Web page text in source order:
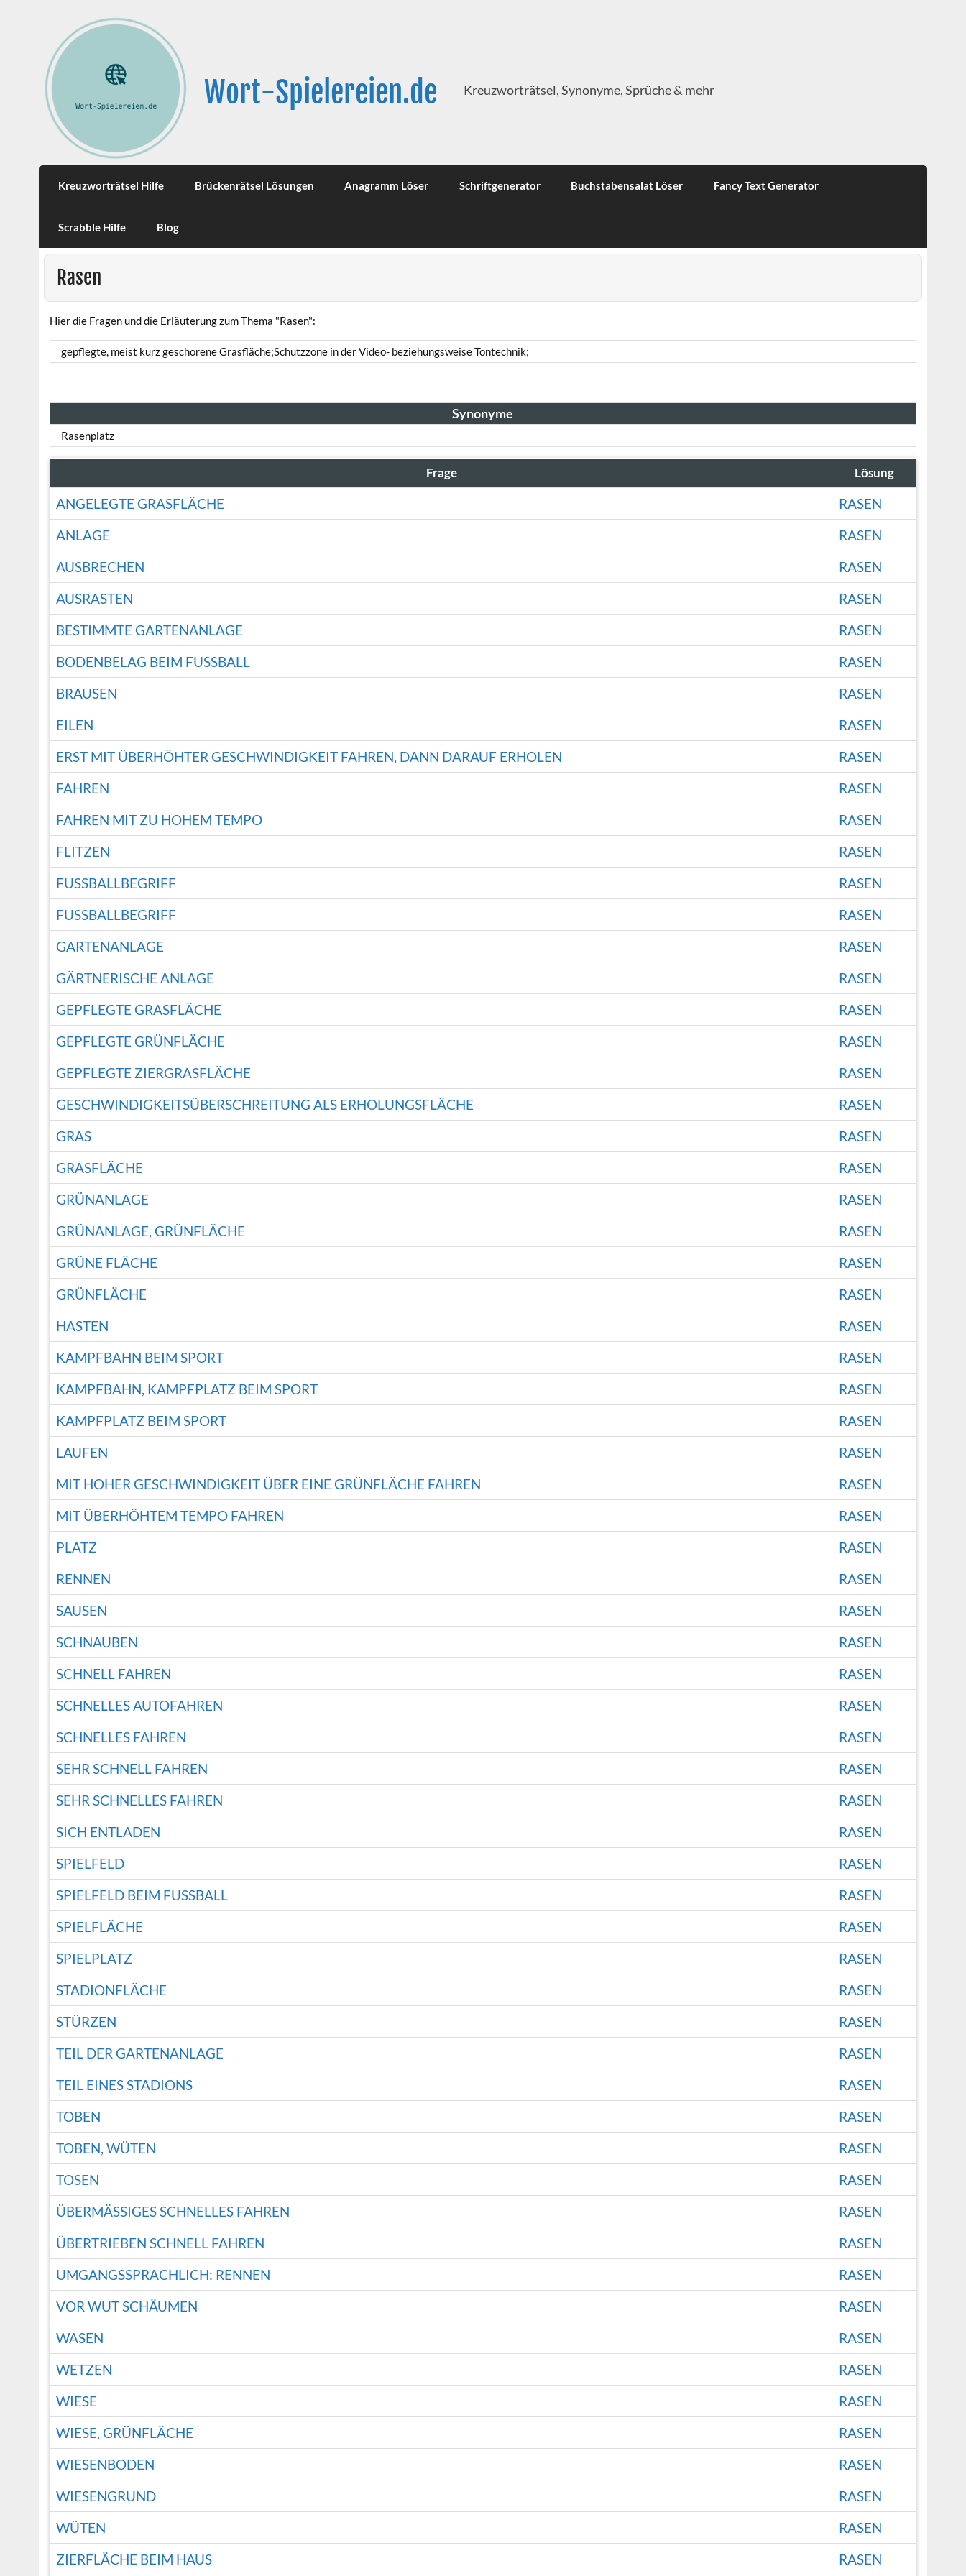
Wort-Spielereien.de Kreuzworträtsel, Synonyme, Sprüche & mehr
Kreuzworträtsel Hilfe Brückenrätsel Lösungen Anagramm Löser Schriftgenerator Buchstabensalat Löser Fancy Text Generator
Scrabble Hilfe Blog
Rasen
Hier die Fragen und die Erläuterung zum Thema "Rasen":
gepflegte, meist kurz geschorene Grasfläche;Schutzzone in der Video- beziehungsweise Tontechnik;
Synonyme
Rasenplatz
Frage Lösung
ANGELEGTE GRASFLÄCHE
RASEN
ANLAGE
RASEN
AUSBRECHEN
RASEN
AUSRASTEN
RASEN
BESTIMMTE GARTENANLAGE
RASEN
BODENBELAG BEIM FUSSBALL
RASEN
BRAUSEN
RASEN
EILEN
RASEN
ERST MIT ÜBERHÖHTER GESCHWINDIGKEIT FAHREN, DANN DARAUF ERHOLEN
RASEN
FAHREN
RASEN
FAHREN MIT ZU HOHEM TEMPO
RASEN
FLITZEN
RASEN
FUSSBALLBEGRIFF
RASEN
FUSSBALLBEGRIFF
RASEN
GARTENANLAGE
RASEN
GÄRTNERISCHE ANLAGE
RASEN
GEPFLEGTE GRASFLÄCHE
RASEN
GEPFLEGTE GRÜNFLÄCHE
RASEN
GEPFLEGTE ZIERGRASFLÄCHE
RASEN
GESCHWINDIGKEITSÜBERSCHREITUNG ALS ERHOLUNGSFLÄCHE
RASEN
GRAS
RASEN
GRASFLÄCHE
RASEN
GRÜNANLAGE
RASEN
GRÜNANLAGE, GRÜNFLÄCHE
RASEN
GRÜNE FLÄCHE
RASEN
GRÜNFLÄCHE
RASEN
HASTEN
RASEN
KAMPFBAHN BEIM SPORT
RASEN
KAMPFBAHN, KAMPFPLATZ BEIM SPORT
RASEN
KAMPFPLATZ BEIM SPORT
RASEN
LAUFEN
RASEN
MIT HOHER GESCHWINDIGKEIT ÜBER EINE GRÜNFLÄCHE FAHREN
RASEN
MIT ÜBERHÖHTEM TEMPO FAHREN
RASEN
PLATZ
RASEN
RENNEN
RASEN
SAUSEN
RASEN
SCHNAUBEN
RASEN
SCHNELL FAHREN
RASEN
SCHNELLES AUTOFAHREN
RASEN
SCHNELLES FAHREN
RASEN
SEHR SCHNELL FAHREN
RASEN
SEHR SCHNELLES FAHREN
RASEN
SICH ENTLADEN
RASEN
SPIELFELD
RASEN
SPIELFELD BEIM FUSSBALL
RASEN
SPIELFLÄCHE
RASEN
SPIELPLATZ
RASEN
STADIONFLÄCHE
RASEN
STÜRZEN
RASEN
TEIL DER GARTENANLAGE
RASEN
TEIL EINES STADIONS
RASEN
TOBEN
RASEN
TOBEN, WÜTEN
RASEN
TOSEN
RASEN
ÜBERMÄSSIGES SCHNELLES FAHREN
RASEN
ÜBERTRIEBEN SCHNELL FAHREN
RASEN
UMGANGSSPRACHLICH: RENNEN
RASEN
VOR WUT SCHÄUMEN
RASEN
WASEN
RASEN
WETZEN
RASEN
WIESE
RASEN
WIESE, GRÜNFLÄCHE
RASEN
WIESENBODEN
RASEN
WIESENGRUND
RASEN
WÜTEN
RASEN
ZIERFLÄCHE BEIM HAUS
RASEN